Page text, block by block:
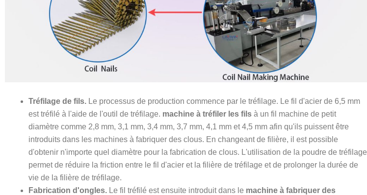
Tréfilage de fils. Le processus de production commence par le tréfilage. Le fil d'acier de 6,5 mm
est tréfilé à l'aide de l'outil de tréfilage. machine à tréfiler les fils à un fil machine de petit
diamètre comme 2,8 mm, 3,1 mm, 3,4 mm, 3,7 mm, 4,1 mm et 4,5 mm afin qu'ils puissent être
introduits dans les machines à fabriquer des clous. En changeant de filière, il est possible
d'obtenir n'importe quel diamètre pour la fabrication de clous. L'utilisation de la poudre de tréfilage
permet de réduire la friction entre le fil d'acier et la filière de tréfilage et de prolonger la durée de
vie de la filière de tréfilage.
Fabrication d'ongles. Le fil tréfilé est ensuite introduit dans le machine à fabriquer des